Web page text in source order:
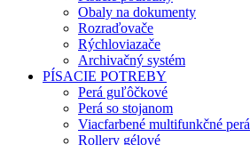
Obaly na dokumenty
Rozraďovače
Rýchloviazače
Archivačný systém
PÍSACIE POTREBY
Perá guľôčkové
Perá so stojanom
Viacfarbené multifunkčné perá
Rollery gélové